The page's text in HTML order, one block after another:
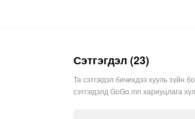
Сэтгэгдэл (23)
Та сэтгэгдэл бичихдээ хууль зүйн
сэтгэгдэлд GoGo.mn хариуцлага